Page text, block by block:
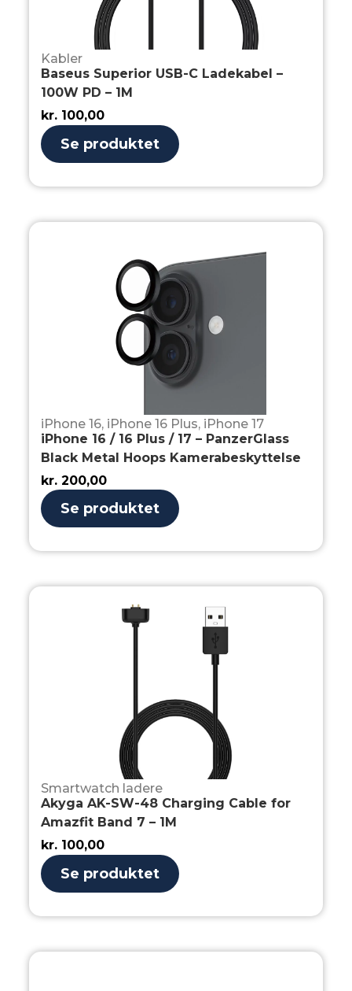
Kabler
Baseus Superior USB-C Ladekabel –
100W PD – 1M
kr. 100,00
Se produktet
iPhone 16, iPhone 16 Plus, iPhone 17
iPhone 16 / 16 Plus / 17 – PanzerGlass
Black Metal Hoops Kamerabeskyttelse
kr. 200,00
Se produktet
Smartwatch ladere
Akyga AK-SW-48 Charging Cable for
Amazfit Band 7 – 1M
kr. 100,00
Se produktet